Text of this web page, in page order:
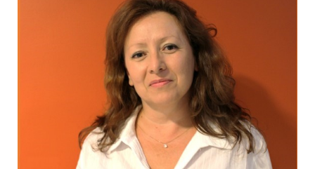
MA DEVISE
"Je ne perds jamais.
Soit je gagne, soit j’apprends."
Nelson Mandela
LinkedIn